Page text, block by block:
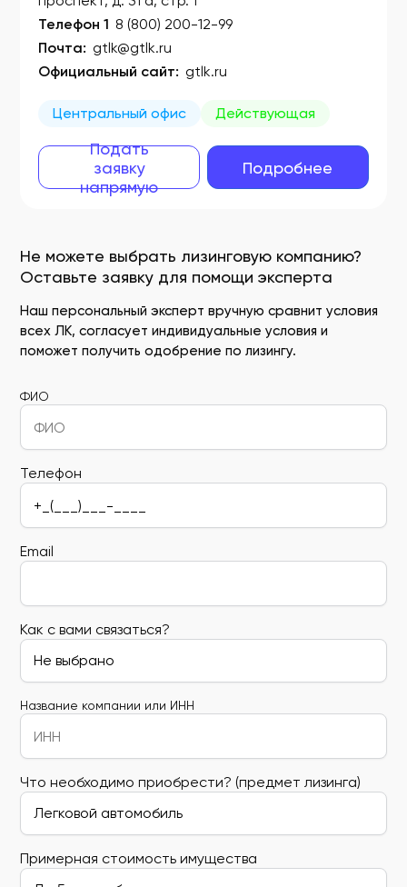
Не можете выбрать лизинговую компанию?
Оставьте заявку для помощи эксперта
Наш персональный эксперт вручную сравнит условия
всех ЛК, согласует индивидуальные условия и
поможет получить одобрение по лизингу.
ФИО
Телефон
Email
Как с вами связаться?
Название компании или ИНН
Что необходимо приобрести? (предмет лизинга)
Примерная стоимость имущества
Телефон 1 8 (800) 200-12-99
Почта: gtlk@gtlk.ru
Официальный сайт: gtlk.ru
Центральный офис Действующая
Подать
заявку
напрямую
Подробнее